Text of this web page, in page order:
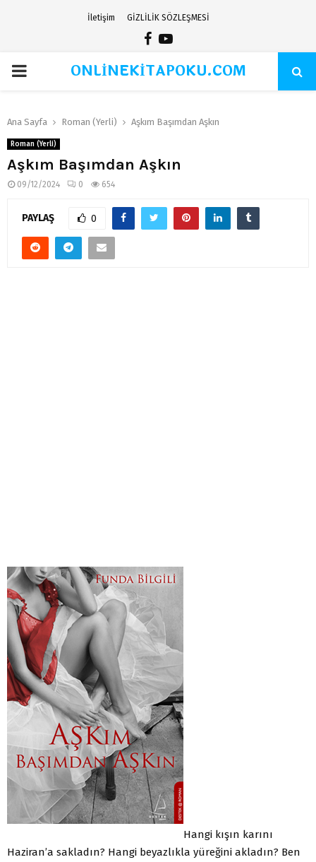
İletişim GİZLİLİK SÖZLEŞMESİ
Facebook
Youtube
PRIMARYONLİNEKİTAPOKU.COM
Ana Sayfa Roman (Yerli) Aşkım Başımdan Aşkın
Roman (Yerli)
Aşkım Başımdan Aşkın
09/12/2024 0 654
PAYLAŞ 0
Hangi kışın karını
Haziran’a sakladın? Hangi beyazlıkla yüreğini akladın? Ben